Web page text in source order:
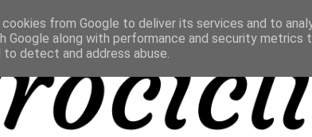
from Google to deliver its services and to
Google along with performance and security metrics
detect and address abuse.